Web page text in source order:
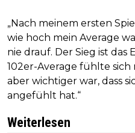
„Nach meinem ersten
wie hoch mein Average
nie drauf. Der Sieg ist das
102er-Average fühlte
aber wichtiger war, dass
angefühlt hat.“
Weiterlesen